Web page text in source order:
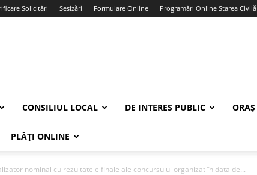
Solicitări Sesizări Formulare Online Programări Online Starea Civilă
CONSILIUL LOCAL DE INTERES PUBLIC ORAȘ
PLĂȚI ONLINE
nominal cu rezultatele finale ale concursului organizat în data de...